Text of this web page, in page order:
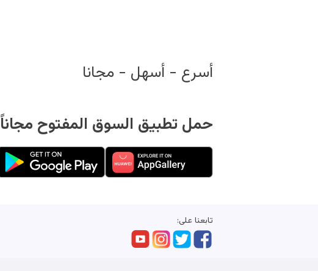
أسرع - أسهل - مجانا
حمل تطبيق السوق المفتوح مجاناً
تابعنا على: